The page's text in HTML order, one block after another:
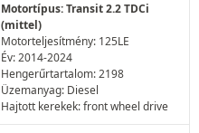
Motortípus: Transit 2.2 TDCi
(mittel)
Motorteljesítmény: 125LE
Év: 2014-2024
Hengerűrtartalom: 2198
Üzemanyag: Diesel
Hajtott kerekek: front wheel drive